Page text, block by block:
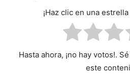
¡Haz clic en una
Hasta ahora, ¡no hay votos!.
este